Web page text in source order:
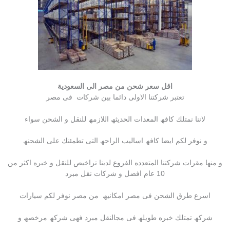
اقل سعر شحن من مصر الى السعودية
تعتبر شركتنا الاولى دائما بین شركات فى مصر
لاننا نمتلك كافھ المعدات الحدیثھ اللازمھ للنقل و الشحن سواء
و نوفر لكم ایضا كافھ اسالیب الراحھ التى تطمئنك على الشحنھ
و منھا مقرات شركتنا المتعدده الفروع لدینا تراخیص للنقل و خبره اكثر من
10 عام افضل و شركات نقل مبرد
اسرع طرق الشحن فى مصر امكانیھ من مصر نوفر لكم سیارات
شركھ تمتلك خبره طویلھ فى مجالنقل مبرد فھى شركھ مرخصھ و